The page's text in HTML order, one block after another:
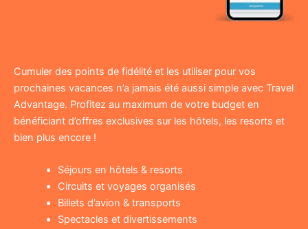
Cumuler des points de fidélité et les utiliser pour vos
prochaines vacances n’a jamais été aussi simple avec Travel
Advantage. Profitez au maximum de votre budget en
bénéficiant d’offres exclusives sur les hôtels, les resorts et
bien plus encore !
Séjours en hôtels & resorts
Circuits et voyages organisés
Billets d’avion & transports
Spectacles et divertissements